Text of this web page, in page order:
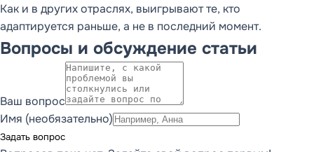
Как и в других отраслях, выигрывают те, кто
адаптируется раньше, а не в последний момент.
Вопросы и обсуждение статьи
Ваш вопрос
Имя (необязательно)
Задать вопрос